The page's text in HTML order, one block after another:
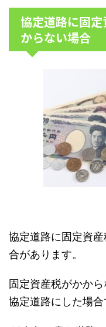
協定道路に固
からない場合
協定道路に固定資
合があります。
固定資産税がかか
協定道路にした場合